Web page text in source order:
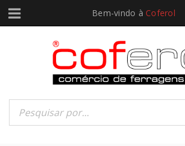
Bem-vindo à Coferol